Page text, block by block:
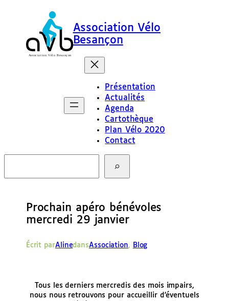
Association Vélo
Besançon
Présentation
Actualités
Agenda
Cartothèque
Plan Vélo 2020
Contact
c
Prochain apéro bénévoles
mercredi 29 janvier
Écrit parAlinedansAssociation, Blog
Tous les derniers mercredis des mois impairs,
nous nous retrouvons pour accueillir d’éventuels